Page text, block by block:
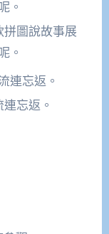
圖說故事展
。
忘返。